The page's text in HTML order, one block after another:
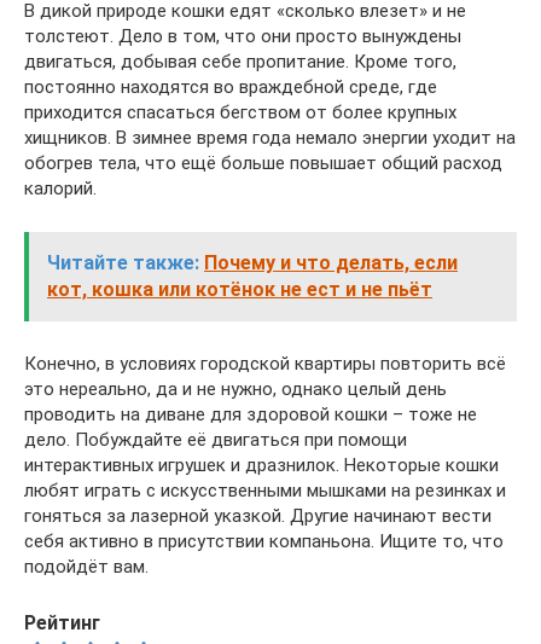
В дикой природе кошки едят «сколько влезет» и не
толстеют. Дело в том, что они просто вынуждены
двигаться, добывая себе пропитание. Кроме того,
постоянно находятся во враждебной среде, где
приходится спасаться бегством от более крупных
хищников. В зимнее время года немало энергии уходит на
обогрев тела, что ещё больше повышает общий расход
калорий.
Читайте также: Почему и что делать, если
кот, кошка или котёнок не ест и не пьёт
Конечно, в условиях городской квартиры повторить всё
это нереально, да и не нужно, однако целый день
проводить на диване для здоровой кошки – тоже не
дело. Побуждайте её двигаться при помощи
интерактивных игрушек и дразнилок. Некоторые кошки
любят играть с искусственными мышками на резинках и
гоняться за лазерной указкой. Другие начинают вести
себя активно в присутствии компаньона. Ищите то, что
подойдёт вам.
Рейтинг